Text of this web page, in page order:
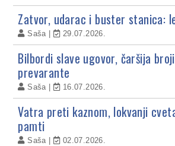
Zatvor, udarac i buster stanica:
Saša 29.07.2026.
Bilbordi slave ugovor, čaršija
prevarante
Saša 16.07.2026.
Vatra preti kaznom, lokvanji
pamti
Saša 02.07.2026.